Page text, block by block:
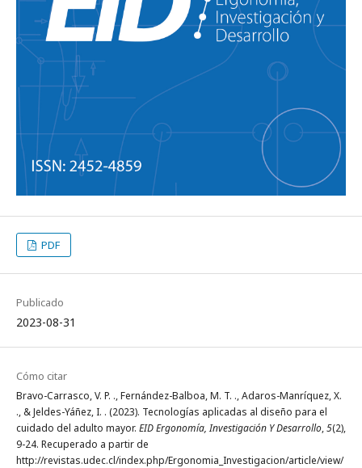
PDF
Publicado
2023-08-31
Cómo citar
Bravo-Carrasco, V. P. ., Fernández-Balboa, M. T. ., Adaros-Manríquez, X.
., & Jeldes-Yáñez, I. . (2023). Tecnologías aplicadas al diseño para el
cuidado del adulto mayor. EID Ergonomía, Investigación Y Desarrollo,5(2),
9-24. Recuperado a partir de
http://revistas.udec.cl/index.php/Ergonomia_Investigacion/article/view/